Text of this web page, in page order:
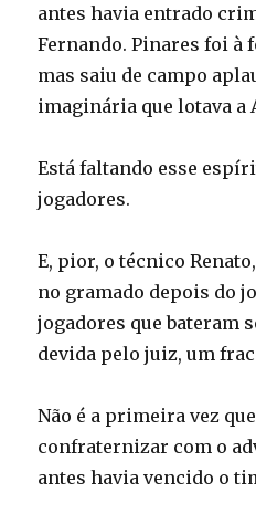
antes havia entrado
Fernando. Pinares foi à
mas saiu de campo
imaginária que lotava a
Está faltando esse
jogadores.
E, pior, o técnico
no gramado depois do
jogadores que bateram
devida pelo juiz, um
Não é a primeira vez
confraternizar com o
antes havia vencido o